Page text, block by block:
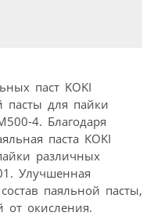
паст KOKI
пасты для пайки
4. Благодаря
паста KOKI
различных
Улучшенная
паяльной пасты,
окисления.